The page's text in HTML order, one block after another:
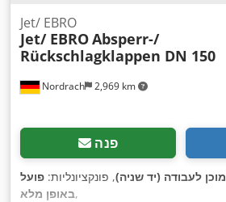
Nordrach 2,969 km
Jet/ EBRO
Jet/ EBROAbsperr-/
Rückschlagklappen DN 150
פנה
מוכן לעבודה (יד שניה), פונקציונליות: פועל
באופן מלא,